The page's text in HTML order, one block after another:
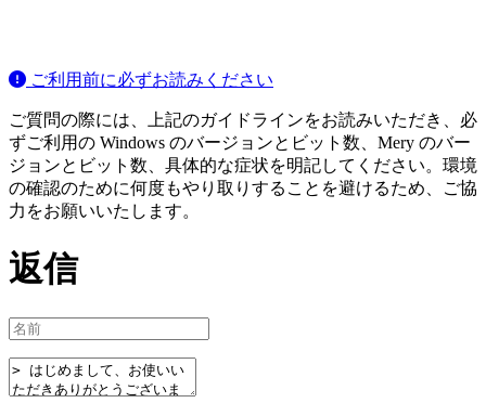
ご利用前に必ずお読みください
ご質問の際には、上記のガイドラインをお読みいただき、必
ずご利用の Windows のバージョンとビット数、Mery のバー
ジョンとビット数、具体的な症状を明記してください。環境
の確認のために何度もやり取りすることを避けるため、ご協
力をお願いいたします。
返信